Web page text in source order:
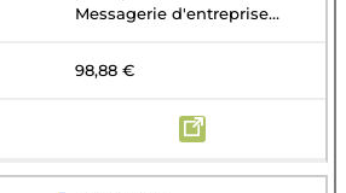
Messagerie d'entreprise...
98,88 €